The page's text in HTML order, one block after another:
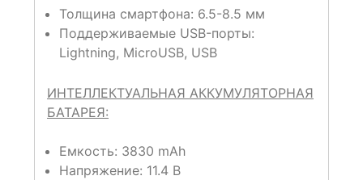
Толщина смартфона: 6.5-8.5 мм
Поддерживаемые USB-порты:
Lightning, MicroUSB, USB
ИНТЕЛЛЕКТУАЛЬНАЯ АККУМУЛЯТОРНАЯ
БАТАРЕЯ:
Емкость: 3830 mAh
Напряжение: 11.4 В